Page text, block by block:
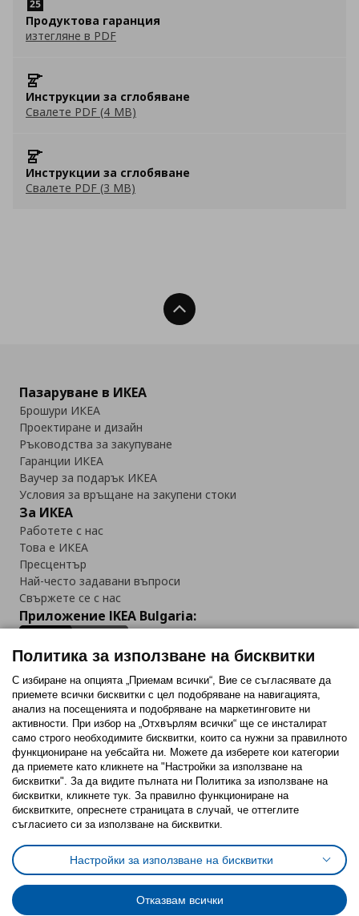
Продуктова гаранция
изтегляне в PDF
Инструкции за сглобяване
Свалете PDF (4 MB)
Инструкции за сглобяване
Свалете PDF (3 MB)
Нагоре
Пазаруване в ИКЕА
Брошури ИКЕА
Проектиране и дизайн
Ръководства за закупуване
Гаранции ИКЕА
Ваучер за подарък ИКЕА
Условия за връщане на закупени стоки
За ИКЕА
Работете с нас
Това е ИКЕА
Пресцентър
Най-често задавани въпроси
Свържете се с нас
Приложение IKEA Bulgaria:
Последвайте ни:
FacebookTwitterYoutubePinterestInstagram
Политика за използване на бисквитки (Cookies)
Избор на настройки за използване на бисквитки
Условия за ползване на ikea.bgОбща политика за личните данни
Политика за защита на личните данни на ikea.bg
Общи условия на програма IKEA Family
Политика за защита на лични данни на програма IKEA Family
Политика за използване на бисквитки
С избиране на опцията „Приемам всички“, Вие се съгласявате да
приемете всички бисквитки с цел подобряване на навигацията,
анализ на посещенията и подобряване на маркетинговите ни
активности. При избор на „Отхвърлям всички“ ще се инсталират
само строго необходимитe бисквитки, които са нужни за правилното
функциониране на уебсайта ни. Можете да изберете кои категории
да приемете като кликнете на "Настройки за използване на
бисквитки". За да видите пълната ни Политика за използване на
бисквитки, кликнете тук. За правилно функциониране на
бисквитките, опреснете страницата в случай, че оттеглите
съгласието си за използване на бисквитки.
Настройки за използване на бисквитки
Отказвам всички